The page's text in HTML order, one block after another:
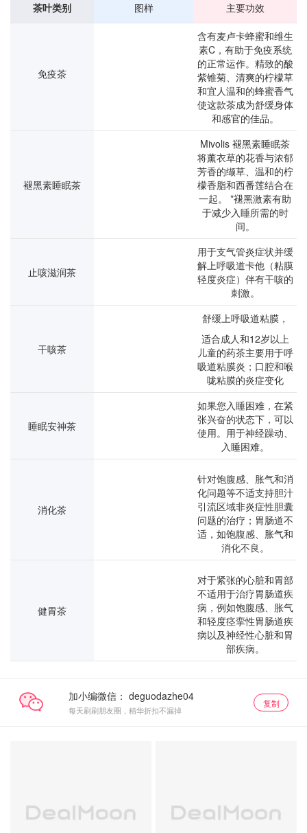
茶叶类别 图样 主要功效
免疫茶
含有麦卢卡蜂蜜和维生
素C，有助于免疫系统
的正常运作。精致的酸
紫锥菊、清爽的柠檬草
和宜人温和的蜂蜜香气
使这款茶成为舒缓身体
和感官的佳品。
褪黑素睡眠茶
Mivolis 褪黑素睡眠茶
将薰衣草的花香与浓郁
芳香的缬草、温和的柠
檬香脂和西番莲结合在
一起。 *褪黑激素有助
于减少入睡所需的时
间。
止咳滋润茶
用于支气管炎症状并缓
解上呼吸道卡他（粘膜
轻度炎症）伴有干咳的
刺激。
干咳茶
舒缓上呼吸道粘膜，
适合成人和12岁以上
儿童的药茶主要用于呼
吸道粘膜炎；口腔和喉
咙粘膜的炎症变化
睡眠安神茶
如果您入睡困难，在紧
张兴奋的状态下，可以
使用。用于神经躁动、
入睡困难。
消化茶
针对饱腹感、胀气和消
化问题等不适支持胆汁
引流区域非炎症性胆囊
问题的治疗；胃肠道不
适，如饱腹感、胀气和
消化不良。
健胃茶
对于紧张的心脏和胃部
不适用于治疗胃肠道疾
病，例如饱腹感、胀气
和轻度痉挛性胃肠道疾
病以及神经性心脏和胃
部疾病。
加小编微信：
每天刷刷朋友圈，精华折扣不漏掉
复制